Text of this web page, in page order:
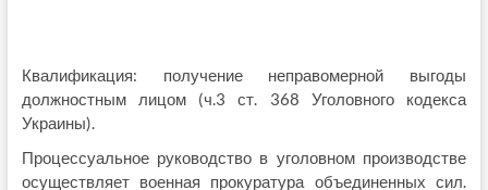
Квалификация: получение неправомерной выгоды
должностным лицом (ч.3 ст. 368 Уголовного кодекса
Украины).
Процессуальное руководство в уголовном производстве
осуществляет военная прокуратура объединенных сил.